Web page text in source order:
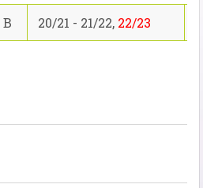
B 20/21 - 21/22, 22/23